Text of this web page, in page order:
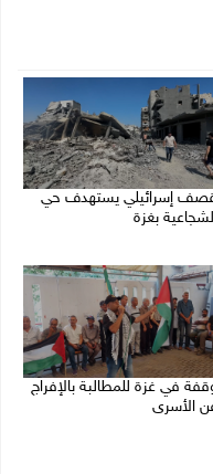
إسرائيلي يستهدف حي
بغزة
في غزة للمطالبة بالإفراج
الأسرى